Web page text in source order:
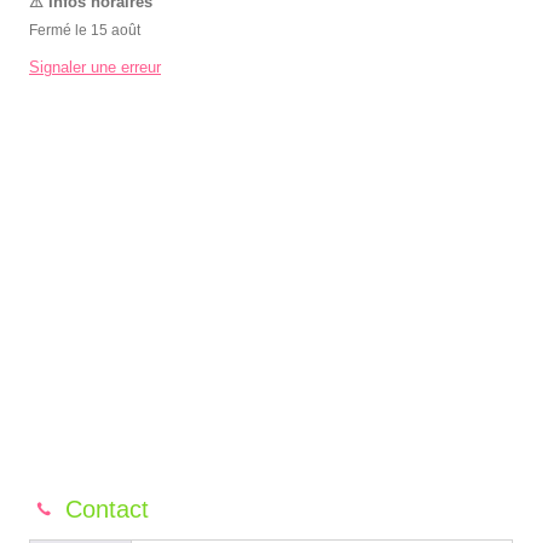
Fermé le 15 août
Signaler une erreur
Contact